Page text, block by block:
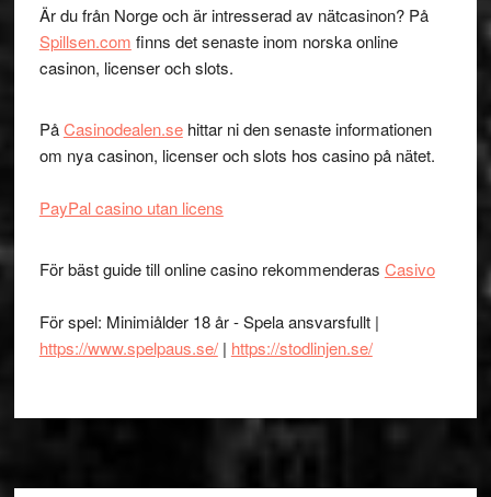
Är du från Norge och är intresserad av nätcasinon? På
Spillsen.com finns det senaste inom norska online
casinon, licenser och slots.
PåCasinodealen.sehittar ni den senaste informationen
om nya casinon, licenser och slots hos casino på nätet.
PayPal casino utan licens
För bäst guide till online casino rekommenderas Casivo
För spel: Minimiålder 18 år - Spela ansvarsfullt |
https://www.spelpaus.se/| https://stodlinjen.se/